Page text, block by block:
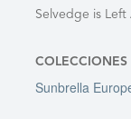
Selvedge is Left
COLECCIONES
Sunbrella